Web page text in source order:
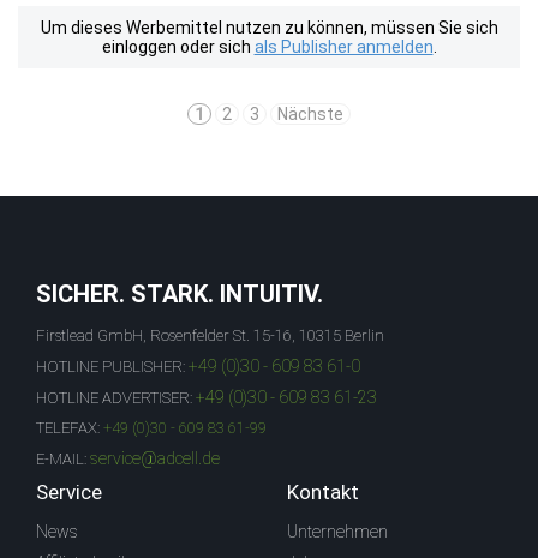
Um dieses Werbemittel nutzen zu können, müssen Sie sich
einloggen oder sich als Publisher anmelden
1 2 3 Nächste
SICHER. STARK. INTUITIV.
Firstlead GmbH, Rosenfelder St. 15-16, 10315 Berlin
HOTLINE PUBLISHER: +49 (0)30 - 609 83 61-0
HOTLINE ADVERTISER: +49 (0)30 - 609 83 61-23
TELEFAX: +49 (0)30 - 609 83 61-99
E-MAIL: service@adcell.de
Service
News
Kontakt
Unternehmen